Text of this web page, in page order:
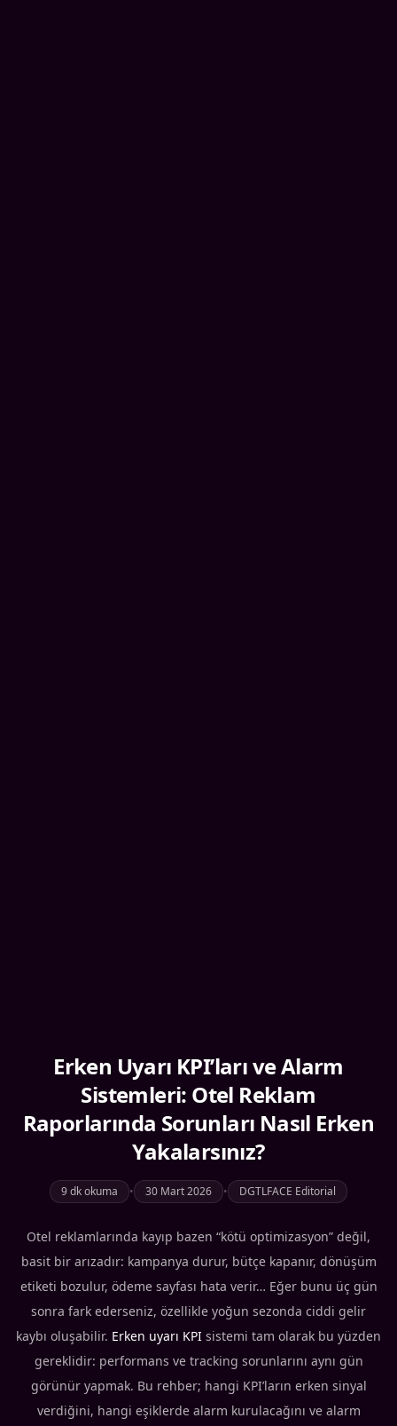
Erken Uyarı KPI’ları ve Alarm
Sistemleri: Otel Reklam
Raporlarında Sorunları Nasıl Erken
Yakalarsınız?
9 dk okuma • 30 Mart 2026 • DGTLFACE Editorial
Otel reklamlarında kayıp bazen “kötü optimizasyon” değil,
basit bir arızadır: kampanya durur, bütçe kapanır, dönüşüm
etiketi bozulur, ödeme sayfası hata verir… Eğer bunu üç gün
sonra fark ederseniz, özellikle yoğun sezonda ciddi gelir
kaybı oluşabilir. Erken uyarı KPI sistemi tam olarak bu yüzden
gereklidir: performans ve tracking sorunlarını aynı gün
görünür yapmak. Bu rehber; hangi KPI’ların erken sinyal
verdiğini, hangi eşiklerde alarm kurulacağını ve alarm